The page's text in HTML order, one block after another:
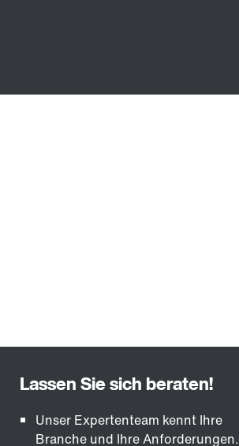
Unser Expertenteam kennt Ihre
Branche und Ihre Anforderungen.